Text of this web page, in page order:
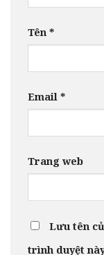
Tên *
Email *
Trang web
Lưu tên
trình duyệt